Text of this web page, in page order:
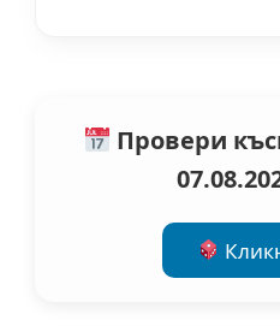
Провери